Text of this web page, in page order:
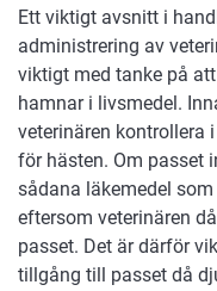
Ett viktigt avsnitt i
administrering av
viktigt med tanke på
hamnar i livsmedel.
veterinären kontrollera
för hästen. Om passet
sådana läkemedel
eftersom veterinären
passet. Det är därför
tillgång till passet då